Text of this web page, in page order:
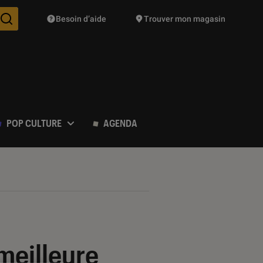
Des suggestions de produits vont vous être proposées
Besoin d’aide Trouver mon magasin
POP CULTURE AGENDA